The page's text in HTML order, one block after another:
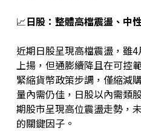
📈日股：整體高檔震盪、中
近期日股呈現高檔震盪，雖
上揚，但通膨續降且在可控
緊縮貨幣政策步調，僅縮減
量內需仍佳，日股以內需類
期股市呈現高位震盪走勢，
的關鍵因子。